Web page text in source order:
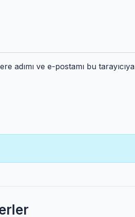
adımı ve e-postamı bu tarayıcıya